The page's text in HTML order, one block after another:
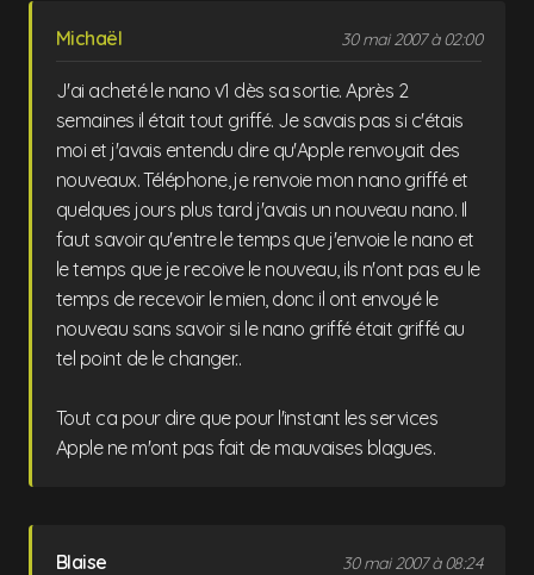
Michaël 30 mai 2007 à 02:00
J'ai acheté le nano v1 dès sa sortie. Après 2
semaines il était tout griffé. Je savais pas si c'étais
moi et j'avais entendu dire qu'Apple renvoyait des
nouveaux. Téléphone, je renvoie mon nano griffé et
quelques jours plus tard j'avais un nouveau nano. Il
faut savoir qu'entre le temps que j'envoie le nano et
le temps que je recoive le nouveau, ils n'ont pas eu le
temps de recevoir le mien, donc il ont envoyé le
nouveau sans savoir si le nano griffé était griffé au
tel point de le changer..
Tout ca pour dire que pour l'instant les services
Apple ne m'ont pas fait de mauvaises blagues.
Blaise 30 mai 2007 à 08:24